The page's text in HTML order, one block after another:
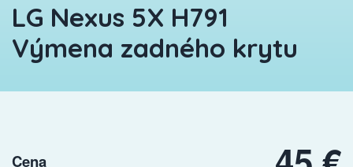
LG Nexus 5X H791
Výmena zadného krytu
Cena